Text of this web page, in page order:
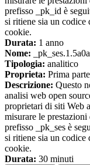
prefisso _pk_id è
si ritiene sia un
cookie.
Durata: 1 anno
Nome: _pk_ses.1.5a0a
Tipologia: analitico
Proprieta: Prima parte
Descrizione: Questo
analisi web open
proprietari di siti Web
misurare le
prefisso _pk_ses è
si ritiene sia un
cookie.
Durata: 30 minuti